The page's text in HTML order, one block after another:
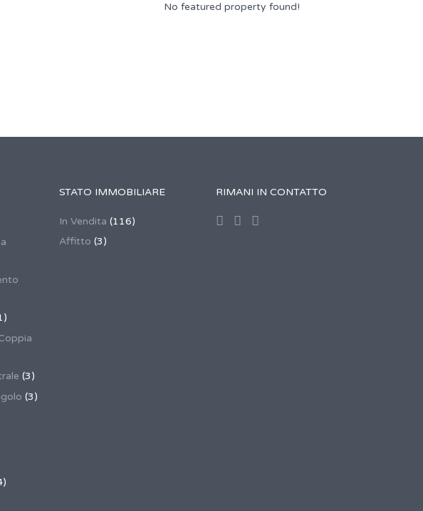
No featured property found!
(3)
(3)
STATO IMMOBILIARE
In Vendita (116)
Affitto (3)
RIMANI IN CONTATTO